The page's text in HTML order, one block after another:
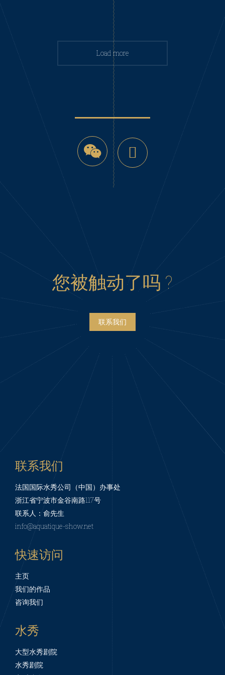
Load more
微
YouTube
您被触动了吗 ?
联系我们
Project
navigation
联系我们
法国国际水秀公司（中国）办事处
浙江省宁波市金谷南路117号
联系人：俞先生
info@aquatique-show.net
快速访问
主页
我们的作品
咨询我们
水秀
大型水秀剧院
水秀剧院